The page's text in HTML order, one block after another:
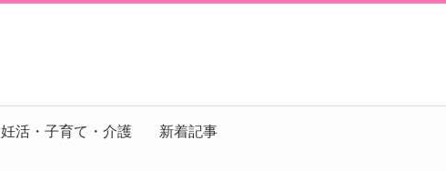
妊活・子育て・介護 新着記事